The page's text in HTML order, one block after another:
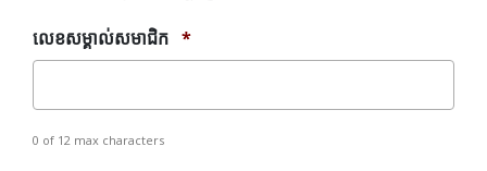
លេខសម្គាល់សមាជិក *
0 of 12 max characters